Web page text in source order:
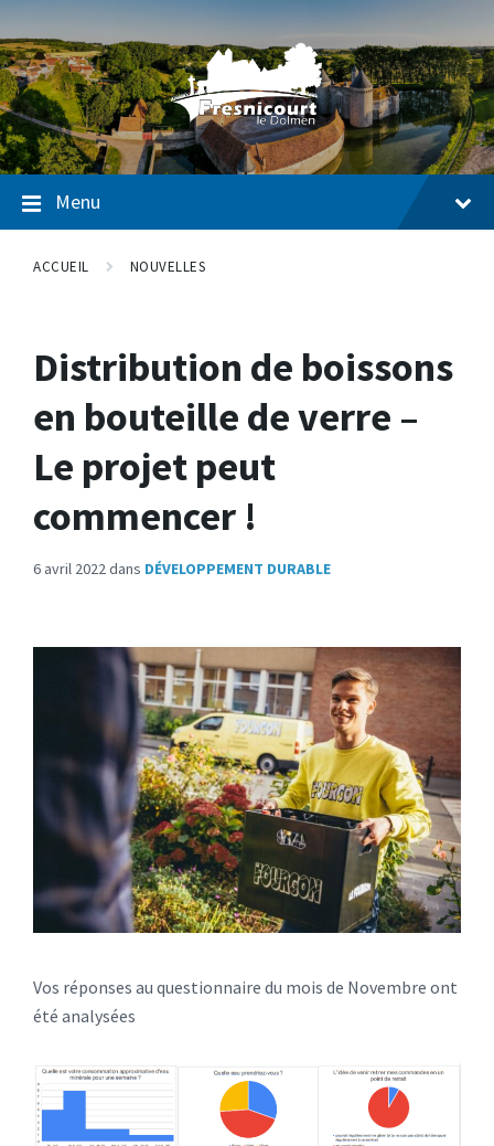
Passer
contenu
Passer
la
navigation
Passer
pied
de
page
Menu
ACCUEIL NOUVELLES
Distribution de boissons
en bouteille de verre –
Le projet peut
commencer !
6 avril 2022dans DÉVELOPPEMENT DURABLE
Vos réponses au questionnaire du mois de Novembre ont
été analysées